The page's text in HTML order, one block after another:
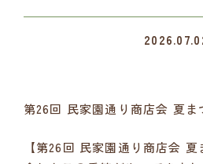
第26回 民家園通り商店会 夏ま
【第26回 民家園通り商店会 夏